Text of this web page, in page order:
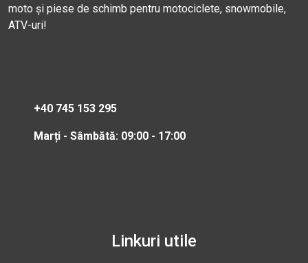
moto și piese de schimb pentru motociclete, snowmobile,
ATV-uri!
+40 745 153 295
Marți - Sâmbătă: 09:00 - 17:00
Linkuri utile